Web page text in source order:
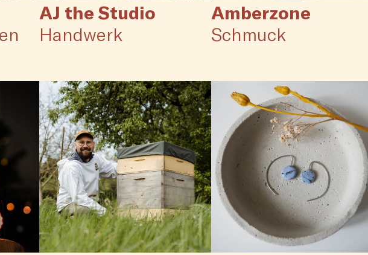
AJ the Studio
Handwerk
Amberzone
Schmuck